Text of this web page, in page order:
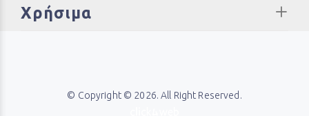
Χρήσιμα
© Copyright © 2026. All Right Reserved.